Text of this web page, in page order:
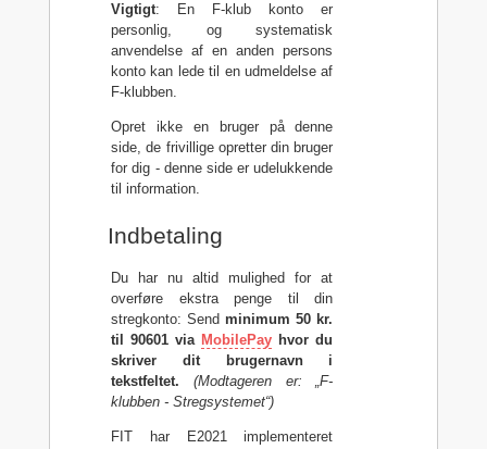
Vigtigt: En F-klub konto er
personlig, og systematisk
anvendelse af en anden persons
konto kan lede til en udmeldelse af
F-klubben.
Opret ikke en bruger på denne
side, de frivillige opretter din bruger
for dig - denne side er udelukkende
til information.
Indbetaling
Du har nu altid mulighed for at
overføre ekstra penge til din
stregkonto: Sendminimum 50 kr.
til 90601 via MobilePay hvor du
skriver dit brugernavn i
tekstfeltet.
(Modtageren er: „F-
klubben - Stregsystemet“)
FIT har E2021 implementeret